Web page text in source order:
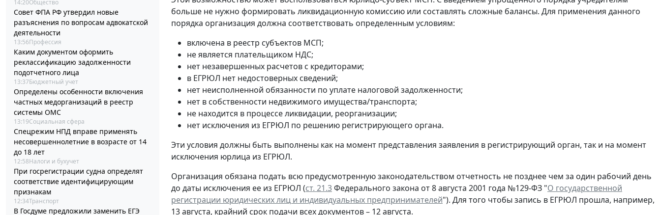
14:20Общество
Совет ФПА РФ утвердил новые
разъяснения по вопросам адвокатской
деятельности
13:56Профессия
Каким документом оформить
реклассификацию задолженности
подотчетного лица
13:37Бюджетный учет
Определены особенности включения
частных медорганизаций в реестр
системы ОМС
13:19Социальная сфера
Спецрежим НПД вправе применять
несовершеннолетние в возрасте от 14
до 18 лет
12:58Налоги и бухучет
При госрегистрации судна определят
соответствие идентифицирующим
признакам
12:34Транспорт
В Госдуме предложили заменить ЕГЭ
больше не нужно формировать ликвидационную комиссию или составлять сложные балансы. Для применения данного
порядка организация должна соответствовать определенным условиям:
включена в реестр субъектов МСП;
не является плательщиком НДС;
нет незавершенных расчетов с кредиторами;
в ЕГРЮЛ нет недостоверных сведений;
нет неисполненной обязанности по уплате налоговой задолженности;
нет в собственности недвижимого имущества/транспорта;
не находится в процессе ликвидации, реорганизации;
нет исключения из ЕГРЮЛ по решению регистрирующего органа.
Эти условия должны быть выполнены как на момент представления заявления в регистрирующий орган, так и на момент
исключения юрлица из ЕГРЮЛ.
Организация обязана подать всю предусмотренную законодательством отчетность не позднее чем за один рабочий день
до даты исключения ее из ЕГРЮЛ (ст. 21.3Федерального закона от 8 августа 2001 года №129-ФЗ "О государственной
регистрации юридических лиц и индивидуальных предпринимателей"). Для того чтобы запись в ЕГРЮЛ прошла, например,
13 августа, крайний срок подачи всех документов – 12 августа.